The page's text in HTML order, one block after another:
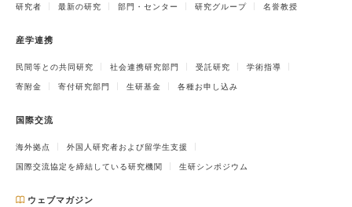
研究者 最新の研究 部門・センター 研究グループ 名誉教授
産学連携
民間等との共同研究 社会連携研究部門 受託研究 学術指導
寄附金 寄付研究部門 生研基金 各種お申し込み
国際交流
海外拠点 外国人研究者および留学生支援
国際交流協定を締結している研究機関 生研シンポジウム
ウェブマガジン